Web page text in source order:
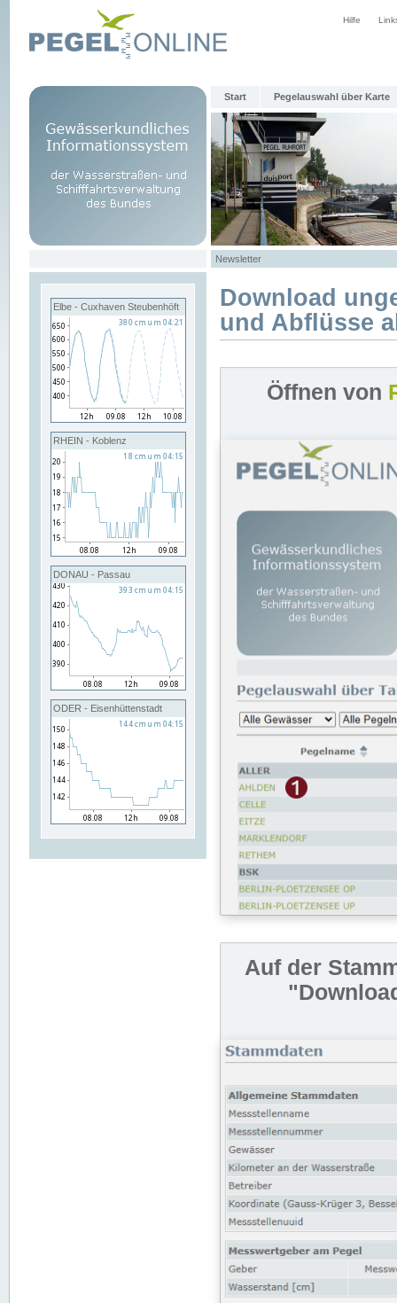
Hilfe
Start Pegelauswahl über Karte
Newsletter
Elbe - Cuxhaven Steubenhöft
RHEIN - Koblenz
DONAU - Passau
ODER - Eisenhüttenstadt
Download
und Abflüsse
Öffnen von
Auf der